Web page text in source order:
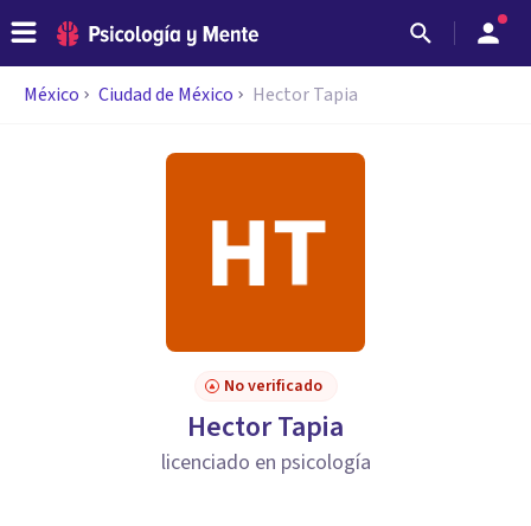
México Ciudad de México Hector Tapia
No verificado
Hector Tapia
licenciado en psicología